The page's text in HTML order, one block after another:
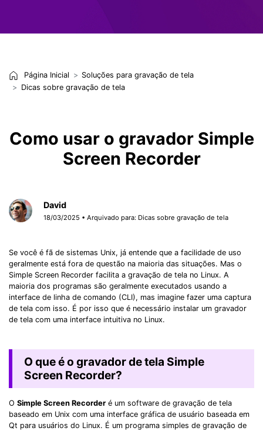
Página Inicial
Soluções para gravação de tela
Dicas sobre gravação de tela
Como usar o gravador Simple
Screen Recorder
David
18/03/2025 • Arquivado para: Dicas sobre gravação de tela
Se você é fã de sistemas Unix, já entende que a facilidade de uso
geralmente está fora de questão na maioria das situações. Mas o
Simple Screen Recorder facilita a gravação de tela no Linux. A
maioria dos programas são geralmente executados usando a
interface de linha de comando (CLI), mas imagine fazer uma captura
de tela com isso. É por isso que é necessário instalar um gravador
de tela com uma interface intuitiva no Linux.
O que é o gravador de tela Simple
Screen Recorder?
O Simple Screen Recorder é um software de gravação de tela
baseado em Unix com uma interface gráfica de usuário baseada em
Qt para usuários do Linux. É um programa simples de gravação de